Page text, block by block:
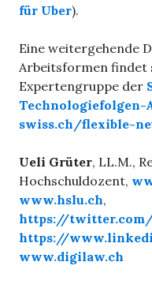
für Uber).
Eine weitergehende
Arbeitsformen findet
Expertengruppe der
Technologiefolgen-
swiss.ch/flexible-
Ueli Grüter, LL.M.,
Hochschuldozent,
www.hslu.ch,
https://
https://
www.digilaw.ch